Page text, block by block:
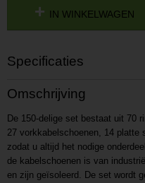
IN WINKELWAGEN
Specificaties
Productcode
P2015241637
Productcode leverancier
L2015241637
Omschrijving
De 150-delige set bestaat uit 70
27 vorkkabelschoenen, 14
zodat u altijd het nodige
de kabelschoenen is van
en zijn geïsoleerd. De set wordt